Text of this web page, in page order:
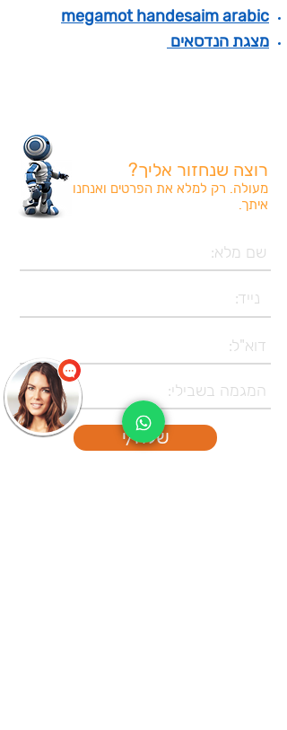
megamot handesaim arabic
מצגת הנדסאים
שלח/י
רוצה שנחזור אליך?
מעולה. רק למלא את הפרטים ואנחנו
איתך.